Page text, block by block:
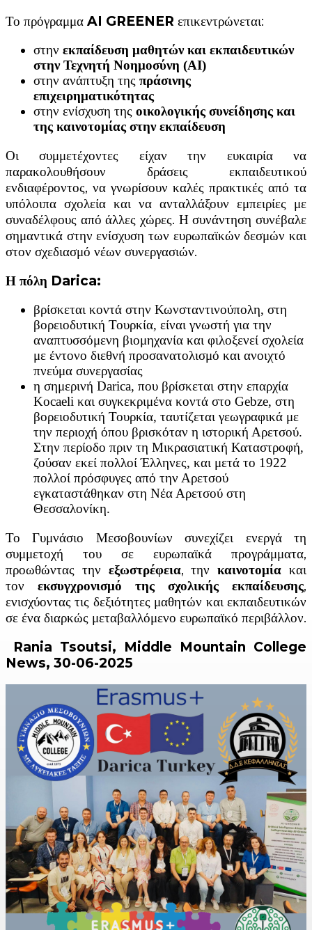
Το πρόγραμμα AI GREENER επικεντρώνεται:
στην εκπαίδευση μαθητών και εκπαιδευτικών
στην Τεχνητή Νοημοσύνη (AI)
στην ανάπτυξη της πράσινης
επιχειρηματικότητας
στην ενίσχυση της οικολογικής συνείδησης και
της καινοτομίας στην εκπαίδευση
Οι συμμετέχοντες είχαν την ευκαιρία να
παρακολουθήσουν δράσεις εκπαιδευτικού
ενδιαφέροντος, να γνωρίσουν καλές πρακτικές από τα
υπόλοιπα σχολεία και να ανταλλάξουν εμπειρίες με
συναδέλφους από άλλες χώρες. Η συνάντηση συνέβαλε
σημαντικά στην ενίσχυση των ευρωπαϊκών δεσμών και
στον σχεδιασμό νέων συνεργασιών.
Η πόλη Darica:
βρίσκεται κοντά στην Κωνσταντινούπολη, στη
βορειοδυτική Τουρκία, είναι γνωστή για την
αναπτυσσόμενη βιομηχανία και φιλοξενεί σχολεία
με έντονο διεθνή προσανατολισμό και ανοιχτό
πνεύμα συνεργασίας
η σημερινή Darica, που βρίσκεται στην επαρχία
Kocaeli και συγκεκριμένα κοντά στο Gebze, στη
βορειοδυτική Τουρκία, ταυτίζεται γεωγραφικά με
την περιοχή όπου βρισκόταν η ιστορική Αρετσού.
Στην περίοδο πριν τη Μικρασιατική Καταστροφή,
ζούσαν εκεί πολλοί Έλληνες, και μετά το 1922
πολλοί πρόσφυγες από την Αρετσού
εγκαταστάθηκαν στη Νέα Αρετσού στη
Θεσσαλονίκη.
Το Γυμνάσιο Μεσοβουνίων συνεχίζει ενεργά τη
συμμετοχή του σε ευρωπαϊκά προγράμματα,
προωθώντας την εξωστρέφεια, τηνκαινοτομία και
τον εκσυγχρονισμό της σχολικής εκπαίδευσης,
ενισχύοντας τις δεξιότητες μαθητών και εκπαιδευτικών
σε ένα διαρκώς μεταβαλλόμενο ευρωπαϊκό περιβάλλον.
Rania Tsoutsi, Middle Mountain College
News, 30-06-2025